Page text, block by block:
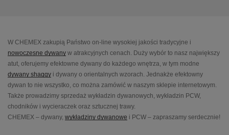
W CHEMEX zakupią Państwo on-line wysokiej jakości tradycyjne i
nowoczesne dywany w atrakcyjnych cenach. Duży wybór to nasz największy
atut, oferujemy efektowne dywany do każdego wnętrza, w tym modne
dywany shaggy i dywany o orientalnych wzorach. Jednakże efektowny
dywan to nie wszystko, co można zamówić w naszym sklepie internetowym.
Także prowadzimy sprzedaż wykładzin dywanowych, wykładzin PCW,
chodników i wycieraczek oraz sztucznej trawy.
CHEMEX – dywany, wykładziny dywanowe i PCW – zapraszamy serdecznie!